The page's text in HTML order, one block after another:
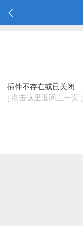
插件不存在或已关闭
[ 点击这里返回上一页 ]